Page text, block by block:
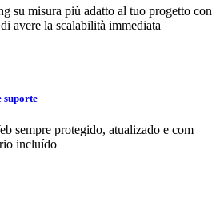
su misura più adatto al tuo progetto con
avere la scalabilità immediata
suporte
sempre protegido, atualizado e com
incluído